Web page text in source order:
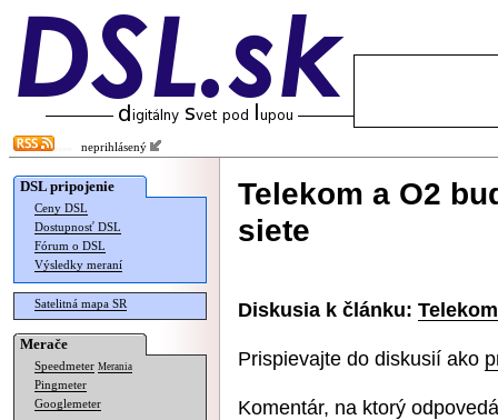
neprihlásený
DSL pripojenie
Ceny DSL
Dostupnosť DSL
Fórum o DSL
Výsledky meraní
Satelitná mapa SR
Merače
Speedmeter Merania
Pingmeter
Googlemeter
Telekom a O2
siete
Diskusia k článku:
Prispievajte do diskusií ako
Komentár, na ktorý